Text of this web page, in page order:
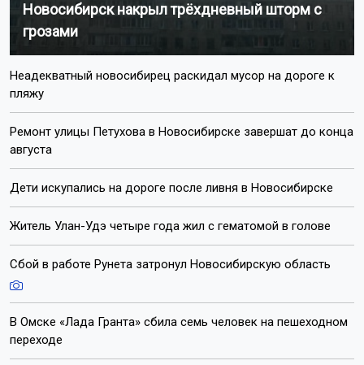
Новосибирск накрыл трёхдневный шторм с
грозами
Неадекватный новосибирец раскидал мусор на дороге к
пляжу
Ремонт улицы Петухова в Новосибирске завершат до конца
августа
Дети искупались на дороге после ливня в Новосибирске
Житель Улан-Удэ четыре года жил с гематомой в голове
Сбой в работе Рунета затронул Новосибирскую область
В Омске «Лада Гранта» сбила семь человек на пешеходном
переходе